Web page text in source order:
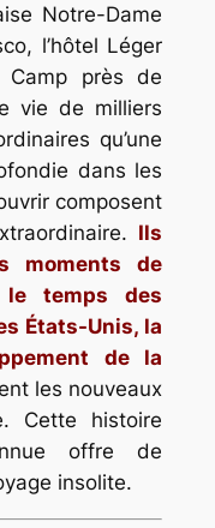
Notre-Dame
l’hôtel Léger
Camp près de
vie de milliers
qu’une
dans les
composent
Ils
moments de
le temps des
États-Unis, la
de la
les nouveaux
Cette histoire
offre de
insolite.